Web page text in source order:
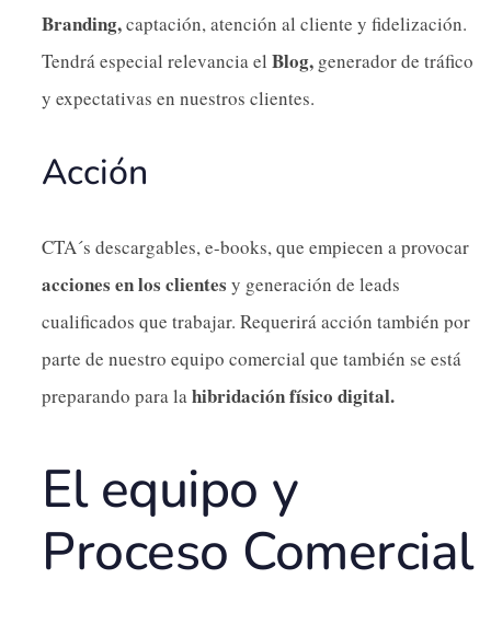
Branding,captación, atención al cliente y fidelización.
Tendrá especial relevancia el Blog, generador de tráfico
y expectativas en nuestros clientes.
Acción
CTA´s descargables, e-books, que empiecen a provocar
acciones en los clientes y generación de leads
cualificados que trabajar. Requerirá acción también por
parte de nuestro equipo comercial que también se está
preparando para lahibridación físico digital.
El equipo y
Proceso Comercial